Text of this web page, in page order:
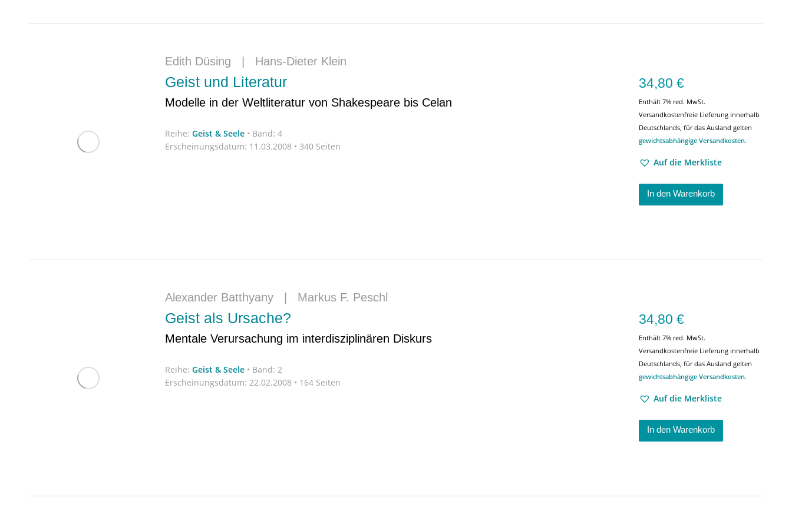
Edith Düsing Hans-Dieter Klein
Geist und Literatur
Modelle in der Weltliteratur von Shakespeare bis Celan
Reihe: Geist & Seele • Band: 4
Erscheinungsdatum: 11.03.2008 • 340 Seiten
34,80 €
Enthält 7% red. MwSt.
Versandkostenfreie Lieferung innerhalb
Deutschlands, für das Ausland gelten
gewichtsabhängige Versandkosten.
Auf die Merkliste
In den Warenkorb
Alexander Batthyany Markus F. Peschl
Geist als Ursache?
Mentale Verursachung im interdisziplinären Diskurs
Reihe: Geist & Seele • Band: 2
Erscheinungsdatum: 22.02.2008 • 164 Seiten
34,80 €
Enthält 7% red. MwSt.
Versandkostenfreie Lieferung innerhalb
Deutschlands, für das Ausland gelten
gewichtsabhängige Versandkosten.
Auf die Merkliste
In den Warenkorb